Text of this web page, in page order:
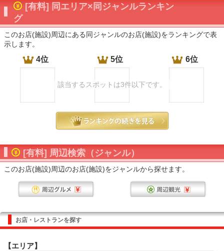
[有料] 同エリア×同ジャンルランキン
グ
このお店(施設)周辺にある同ジャンルのお店(施設)をランキングで表
示します。
4位 5位 6位
該当するスポットは3件以下です。
[有料] 周辺検索（ジャンル）
このお店(施設)周辺のお店(施設)をジャンルから探せます。
お店・レストランを探す
【エリア】